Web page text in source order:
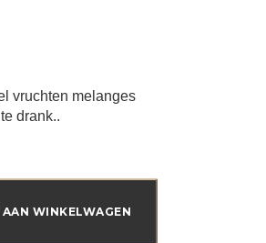
vruchten melanges
drank..
WINKELWAGEN